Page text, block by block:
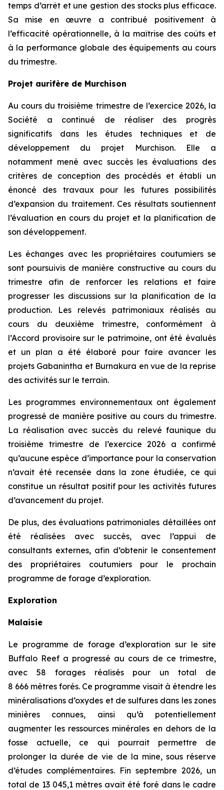
temps d’arrêt et une gestion des stocks plus efficace.
Sa mise en œuvre a contribué positivement à
l’efficacité opérationnelle, à la maîtrise des coûts et
à la performance globale des équipements au cours
du trimestre.
Projet aurifère de Murchison
Au cours du troisième trimestre de l’exercice 2026, la
Société a continué de réaliser des progrès
significatifs dans les études techniques et de
développement du projet Murchison. Elle a
notamment mené avec succès les évaluations des
critères de conception des procédés et établi un
énoncé des travaux pour les futures possibilités
d’expansion du traitement. Ces résultats soutiennent
l’évaluation en cours du projet et la planification de
son développement.
Les échanges avec les propriétaires coutumiers se
sont poursuivis de manière constructive au cours du
trimestre afin de renforcer les relations et faire
progresser les discussions sur la planification de la
production. Les relevés patrimoniaux réalisés au
cours du deuxième trimestre, conformément à
l’Accord provisoire sur le patrimoine, ont été évalués
et un plan a été élaboré pour faire avancer les
projets Gabanintha et Burnakura en vue de la reprise
des activités sur le terrain.
Les programmes environnementaux ont également
progressé de manière positive au cours du trimestre.
La réalisation avec succès du relevé faunique du
troisième trimestre de l’exercice 2026 a confirmé
qu’aucune espèce d’importance pour la conservation
n’avait été recensée dans la zone étudiée, ce qui
constitue un résultat positif pour les activités futures
d’avancement du projet.
De plus, des évaluations patrimoniales détaillées ont
été réalisées avec succès, avec l’appui de
consultants externes, afin d’obtenir le consentement
des propriétaires coutumiers pour le prochain
programme de forage d’exploration.
Exploration
Malaisie
Le programme de forage d’exploration sur le site
Buffalo Reef a progressé au cours de ce trimestre,
avec 58 forages réalisés pour un total de
8 666 mètres forés. Ce programme visait à étendre les
minéralisations d’oxydes et de sulfures dans les zones
minières connues, ainsi qu’à potentiellement
augmenter les ressources minérales en dehors de la
fosse actuelle, ce qui pourrait permettre de
prolonger la durée de vie de la mine, sous réserve
d’études complémentaires. Fin septembre 2026, un
total de 13 045,1 mètres avait été foré dans le cadre